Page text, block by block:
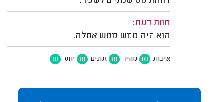
חוות דעת:
הוא היה ממש ממש אחלה.
איכות 10 מחיר 10 זמנים 10 יחס 10